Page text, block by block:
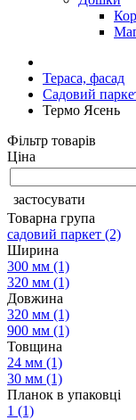
Тераса, фасад
Садовий
Термо Ясень
Фільтр товарів
Ціна
застосувати
Товарна група
садовий паркет (2)
Ширина
300 мм (1)
320 мм (1)
Довжина
320 мм (1)
900 мм (1)
Товщина
24 мм (1)
30 мм (1)
Планок в упаковці
1 (1)